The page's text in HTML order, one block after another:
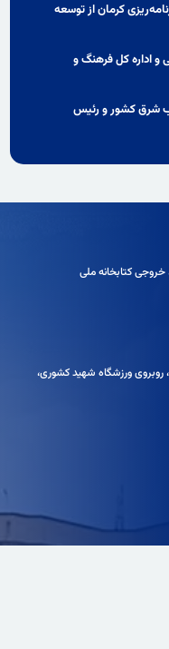
کرمان از توسعه
مدیریت اسناد
و اداره کل فرهنگ و
همایش تاریخ
شرق کشور و رئیس
بر همکاری در
خروجی كتابخانه ملی
روبروی ورزشگاه شهید کشوری،